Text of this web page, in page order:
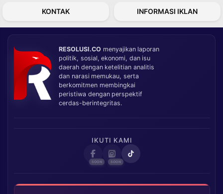
KONTAK INFORMASI IKLAN
RESOLUSI.CO menyajikan laporan
politik, sosial, ekonomi, dan isu
daerah dengan ketelitian analitis
dan narasi memukau, serta
berkomitmen membingkai
peristiwa dengan perspektif
cerdas-berintegritas.
IKUTI KAMI